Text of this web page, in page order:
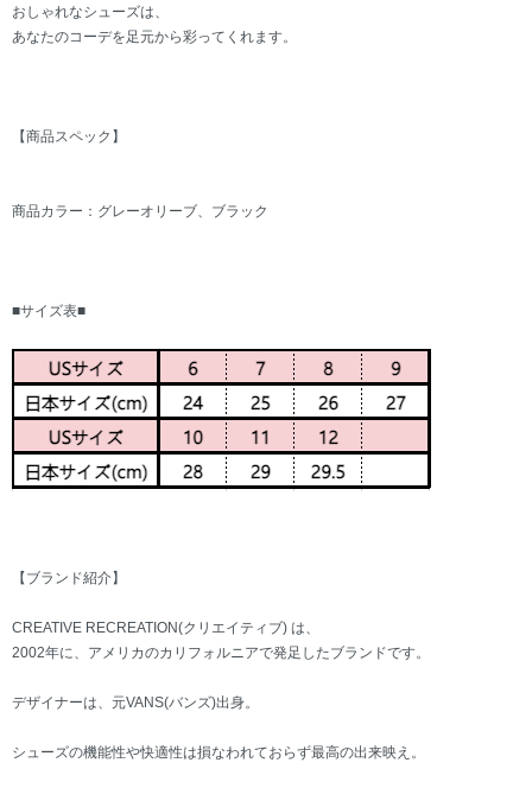
おしゃれなシューズは、
あなたのコーデを足元から彩ってくれます。
【商品スペック】
商品カラー：グレーオリーブ、ブラック
■サイズ表■
【ブランド紹介】
CREATIVE RECREATION(クリエイティブ) は、
2002年に、アメリカのカリフォルニアで発足したブランドです。
デザイナーは、元VANS(バンズ)出身。
シューズの機能性や快適性は損なわれておらず最高の出来映え。